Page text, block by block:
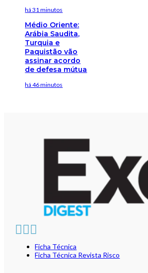
há 31 minutos
Médio Oriente:
Arábia Saudita,
Turquia e
Paquistão vão
assinar acordo
de defesa mútua
há 46 minutos
Ficha Técnica
Ficha Técnica Revista Risco